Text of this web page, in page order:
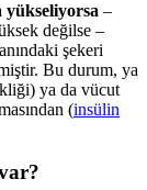
–
değilse –
şekeri
Bu durum, ya
ya da vücut
(insülin